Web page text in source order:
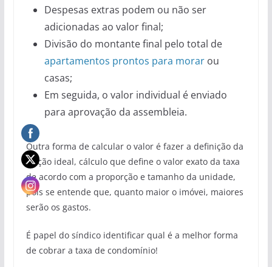
Despesas extras podem ou não ser
adicionadas ao valor final;
Divisão do montante final pelo total de
apartamentos prontos para morarou
casas;
Em seguida, o valor individual é enviado
para aprovação da assembleia.
Outra forma de calcular o valor é fazer a definição da
fração ideal, cálculo que define o valor exato da taxa
de acordo com a proporção e tamanho da unidade,
pois se entende que, quanto maior o imóvei, maiores
serão os gastos.
É papel do síndico identificar qual é a melhor forma
de cobrar a taxa de condomínio!